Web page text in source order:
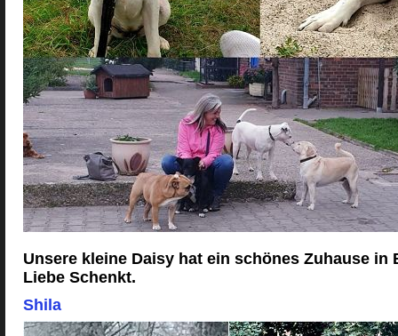
Unsere kleine Daisy hat ein schönes Zuhause
Liebe Schenkt.
Shila